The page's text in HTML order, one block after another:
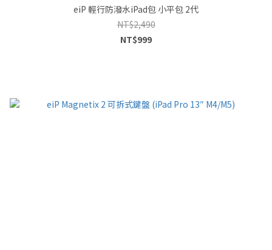
eiP 輕行防潑水iPad包 小平包 2代
NT$2,490
NT$999